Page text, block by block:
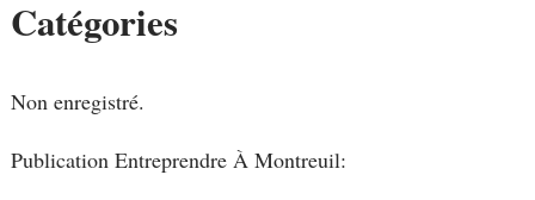
Catégories
Non enregistré.
Publication Entreprendre À Montreuil: